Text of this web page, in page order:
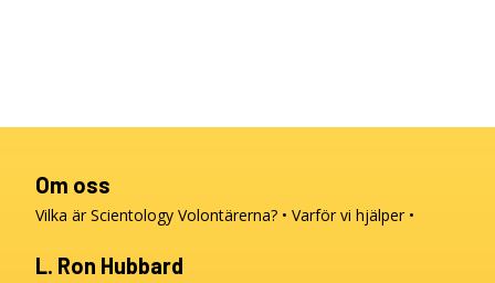
Om oss
Vilka är Scientology Volontärerna? Varför vi hjälper
L. Ron Hubbard